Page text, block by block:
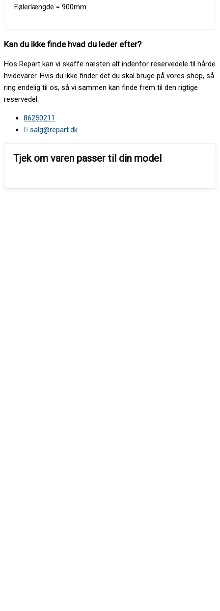
Følerlængde = 900mm.
Kan du ikke finde hvad du leder efter?
Hos Repart kan vi skaffe næsten alt indenfor reservedele til hårde
hvidevarer. Hvis du ikke finder det du skal bruge på vores shop, så
ring endelig til os, så vi sammen kan finde frem til den rigtige
reservedel.
86250211
salg@repart.dk